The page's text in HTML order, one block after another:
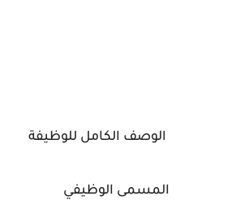
الوصف الكامل للوظيفة
المسمى الوظيفي